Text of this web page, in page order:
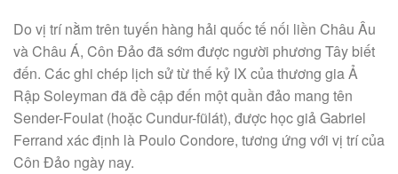
Do vị trí nằm trên tuyến hàng hải quốc tế nối liền Châu Âu
và Châu Á, Côn Đảo đã sớm được người phương Tây biết
đến. Các ghi chép lịch sử từ thế kỷ IX của thương gia Ả
Rập Soleyman đã đề cập đến một quần đảo mang tên
Sender-Foulat (hoặc Cundur-fũlát), được học giả Gabriel
Ferrand xác định là Poulo Condore, tương ứng với vị trí của
Côn Đảo ngày nay.